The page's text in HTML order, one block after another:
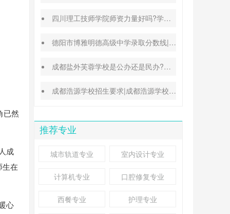
已然
成
生在
心
四川理工技师学院师资力量好吗?学校地址在哪里
德阳市博雅明德高级中学录取分数线|德阳中考普高参考
成都盐外芙蓉学校是公办还是民办?高考升学率高吗?
成都浩源学校招生要求|成都浩源学校升学率高吗?
推荐专业
城市轨道专业 室内设计专业
计算机专业 口腔修复专业
西餐专业 护理专业